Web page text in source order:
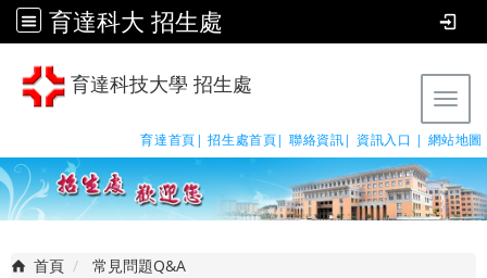
育達科大 招生處
育達科技大學 招生處
育達首頁| 招生處首頁| 聯絡資訊| 資訊入口 | 網站地圖
首頁 常見問題Q&A